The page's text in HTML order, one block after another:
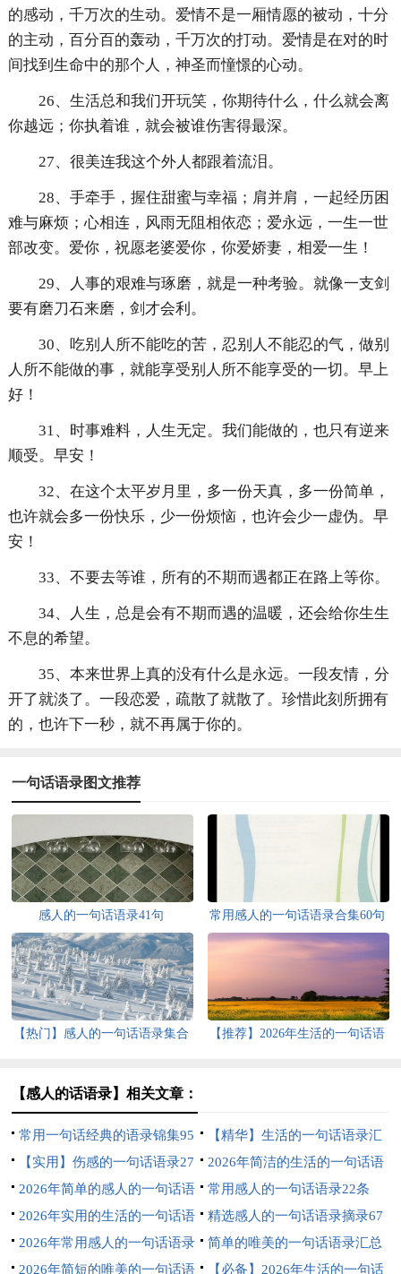
的感动，千万次的生动。爱情不是一厢情愿的被动，十分
的主动，百分百的轰动，千万次的打动。爱情是在对的时
间找到生命中的那个人，神圣而憧憬的心动。
26、生活总和我们开玩笑，你期待什么，什么就会离
你越远；你执着谁，就会被谁伤害得最深。
27、很美连我这个外人都跟着流泪。
28、手牵手，握住甜蜜与幸福；肩并肩，一起经历困
难与麻烦；心相连，风雨无阻相依恋；爱永远，一生一世
部改变。爱你，祝愿老婆爱你，你爱娇妻，相爱一生！
29、人事的艰难与琢磨，就是一种考验。就像一支剑
要有磨刀石来磨，剑才会利。
30、吃别人所不能吃的苦，忍别人不能忍的气，做别
人所不能做的事，就能享受别人所不能享受的一切。早上
好！
31、时事难料，人生无定。我们能做的，也只有逆来
顺受。早安！
32、在这个太平岁月里，多一份天真，多一份简单，
也许就会多一份快乐，少一份烦恼，也许会少一虚伪。早
安！
33、不要去等谁，所有的不期而遇都正在路上等你。
34、人生，总是会有不期而遇的温暖，还会给你生生
不息的希望。
35、本来世界上真的没有什么是永远。一段友情，分
开了就淡了。一段恋爱，疏散了就散了。珍惜此刻所拥有
的，也许下一秒，就不再属于你的。
一句话语录图文推荐
感人的一句话语录41句 常用感人的一句话语录合集60句
【热门】感人的一句话语录集合
【推荐】2026年生活的一句话语
【感人的话语录】相关文章：
常用一句话经典的语录锦集95
句
【精华】生活的一句话语录汇
编70条
【实用】伤感的一句话语录27
条
2026年简洁的生活的一句话语
录45句
2026年简单的感人的一句话语
录摘录65条
常用感人的一句话语录22条
2026年实用的生活的一句话语
录汇编43条
精选感人的一句话语录摘录67
句
2026年常用感人的一句话语录
72条
简单的唯美的一句话语录汇总
66条
2026年简短的唯美的一句话语 【必备】2026年生活的一句话